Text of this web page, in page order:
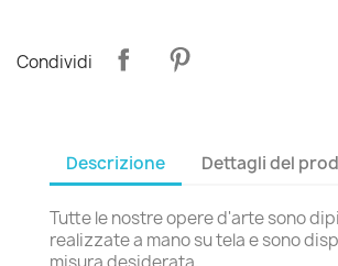
Condividi
Descrizione Dettagli del
Tutte le nostre opere d'arte sono
realizzate a mano su tela e sono